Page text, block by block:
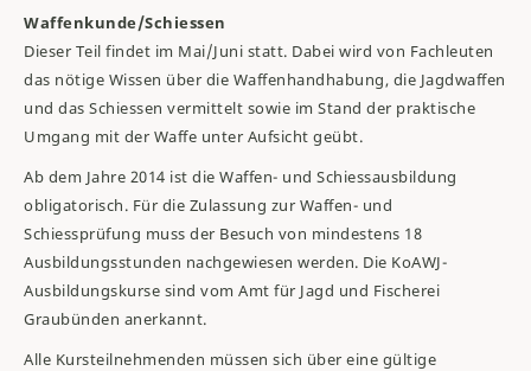
Waffenkunde/Schiessen
Dieser Teil findet im Mai/Juni statt. Dabei wird von Fachleuten
das nötige Wissen über die Waffenhandhabung, die Jagdwaffen
und das Schiessen vermittelt sowie im Stand der praktische
Umgang mit der Waffe unter Aufsicht geübt.
Ab dem Jahre 2014 ist die Waffen- und Schiessausbildung
obligatorisch. Für die Zulassung zur Waffen- und
Schiessprüfung muss der Besuch von mindestens 18
Ausbildungsstunden nachgewiesen werden. Die KoAWJ-
Ausbildungskurse sind vom Amt für Jagd und Fischerei
Graubünden anerkannt.
Alle Kursteilnehmenden müssen sich über eine gültige